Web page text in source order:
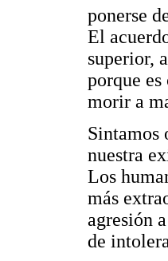
ponerse
El
superior,
porque
morir a
Sintamos
nuestra
Los
más
agresión
de